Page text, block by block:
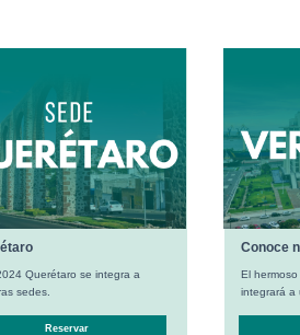
Conoce
Querétaro se integra a
sedes.
El
integrará a
Reservar